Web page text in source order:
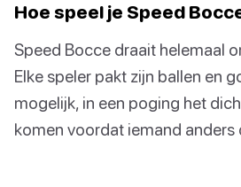
Hoe speel je Speed
Speed Bocce draait helemaal
Elke speler pakt zijn ballen en
mogelijk, in een poging het
komen voordat iemand anders